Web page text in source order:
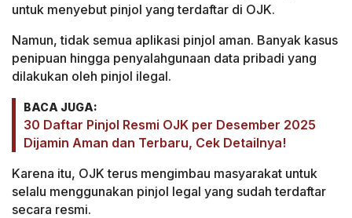
untuk menyebut pinjol yang terdaftar di OJK.
Namun, tidak semua aplikasi pinjol aman. Banyak kasus
penipuan hingga penyalahgunaan data pribadi yang
dilakukan oleh pinjol ilegal.
BACA JUGA:
30 Daftar Pinjol Resmi OJK per Desember 2025
Dijamin Aman dan Terbaru, Cek Detailnya!
Karena itu, OJK terus mengimbau masyarakat untuk
selalu menggunakan pinjol legal yang sudah terdaftar
secara resmi.